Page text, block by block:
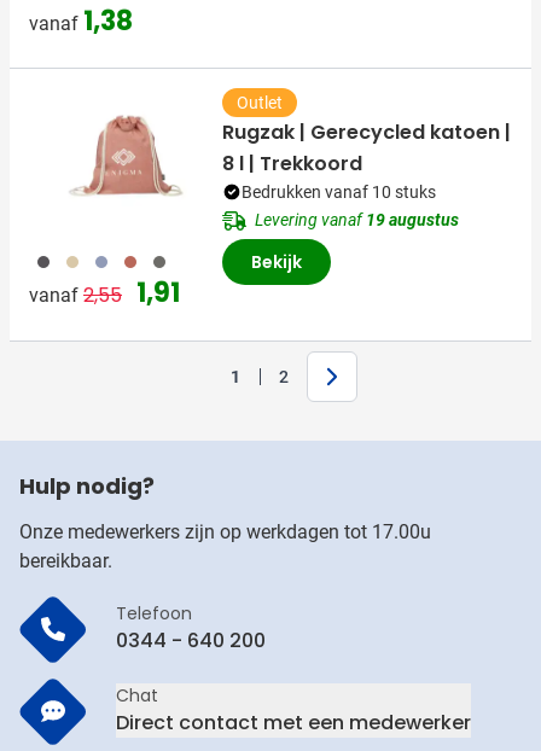
vanaf 1,38
003 311 005 008 491
vanaf Normale prijs
2,55 Speciale prijs
1,91
Outlet
Rugzak | Gerecycled katoen |
8 l | Trekkoord
Bedrukken vanaf 10 stuks
Levering vanaf19 augustus
Bekijk
Je leest momenteel pagina
1 Pagina
2 Volgende
Hulp nodig?
Onze medewerkers zijn op werkdagen tot 17.00u
bereikbaar.
Telefoon
0344 - 640 200
Chat
Direct contact met een medewerker